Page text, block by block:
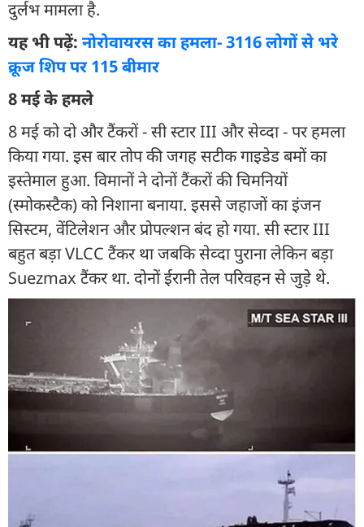
दुर्लभ मामला है.
यह भी पढ़ें: नोरोवायरस का हमला- 3116 लोगों से भरे
क्रूज शिप पर 115 बीमार
8 मई के हमले
8 मई को दो और टैंकरों - सी स्टार III और सेव्दा - पर हमला
किया गया. इस बार तोप की जगह सटीक गाइडेड बमों का
इस्तेमाल हुआ. विमानों ने दोनों टैंकरों की चिमनियों
(स्मोकस्टैक) को निशाना बनाया. इससे जहाजों का इंजन
सिस्टम, वेंटिलेशन और प्रोपल्शन बंद हो गया. सी स्टार III
बहुत बड़ा VLCC टैंकर था जबकि सेव्दा पुराना लेकिन बड़ा
Suezmax टैंकर था. दोनों ईरानी तेल परिवहन से जुड़े थे.